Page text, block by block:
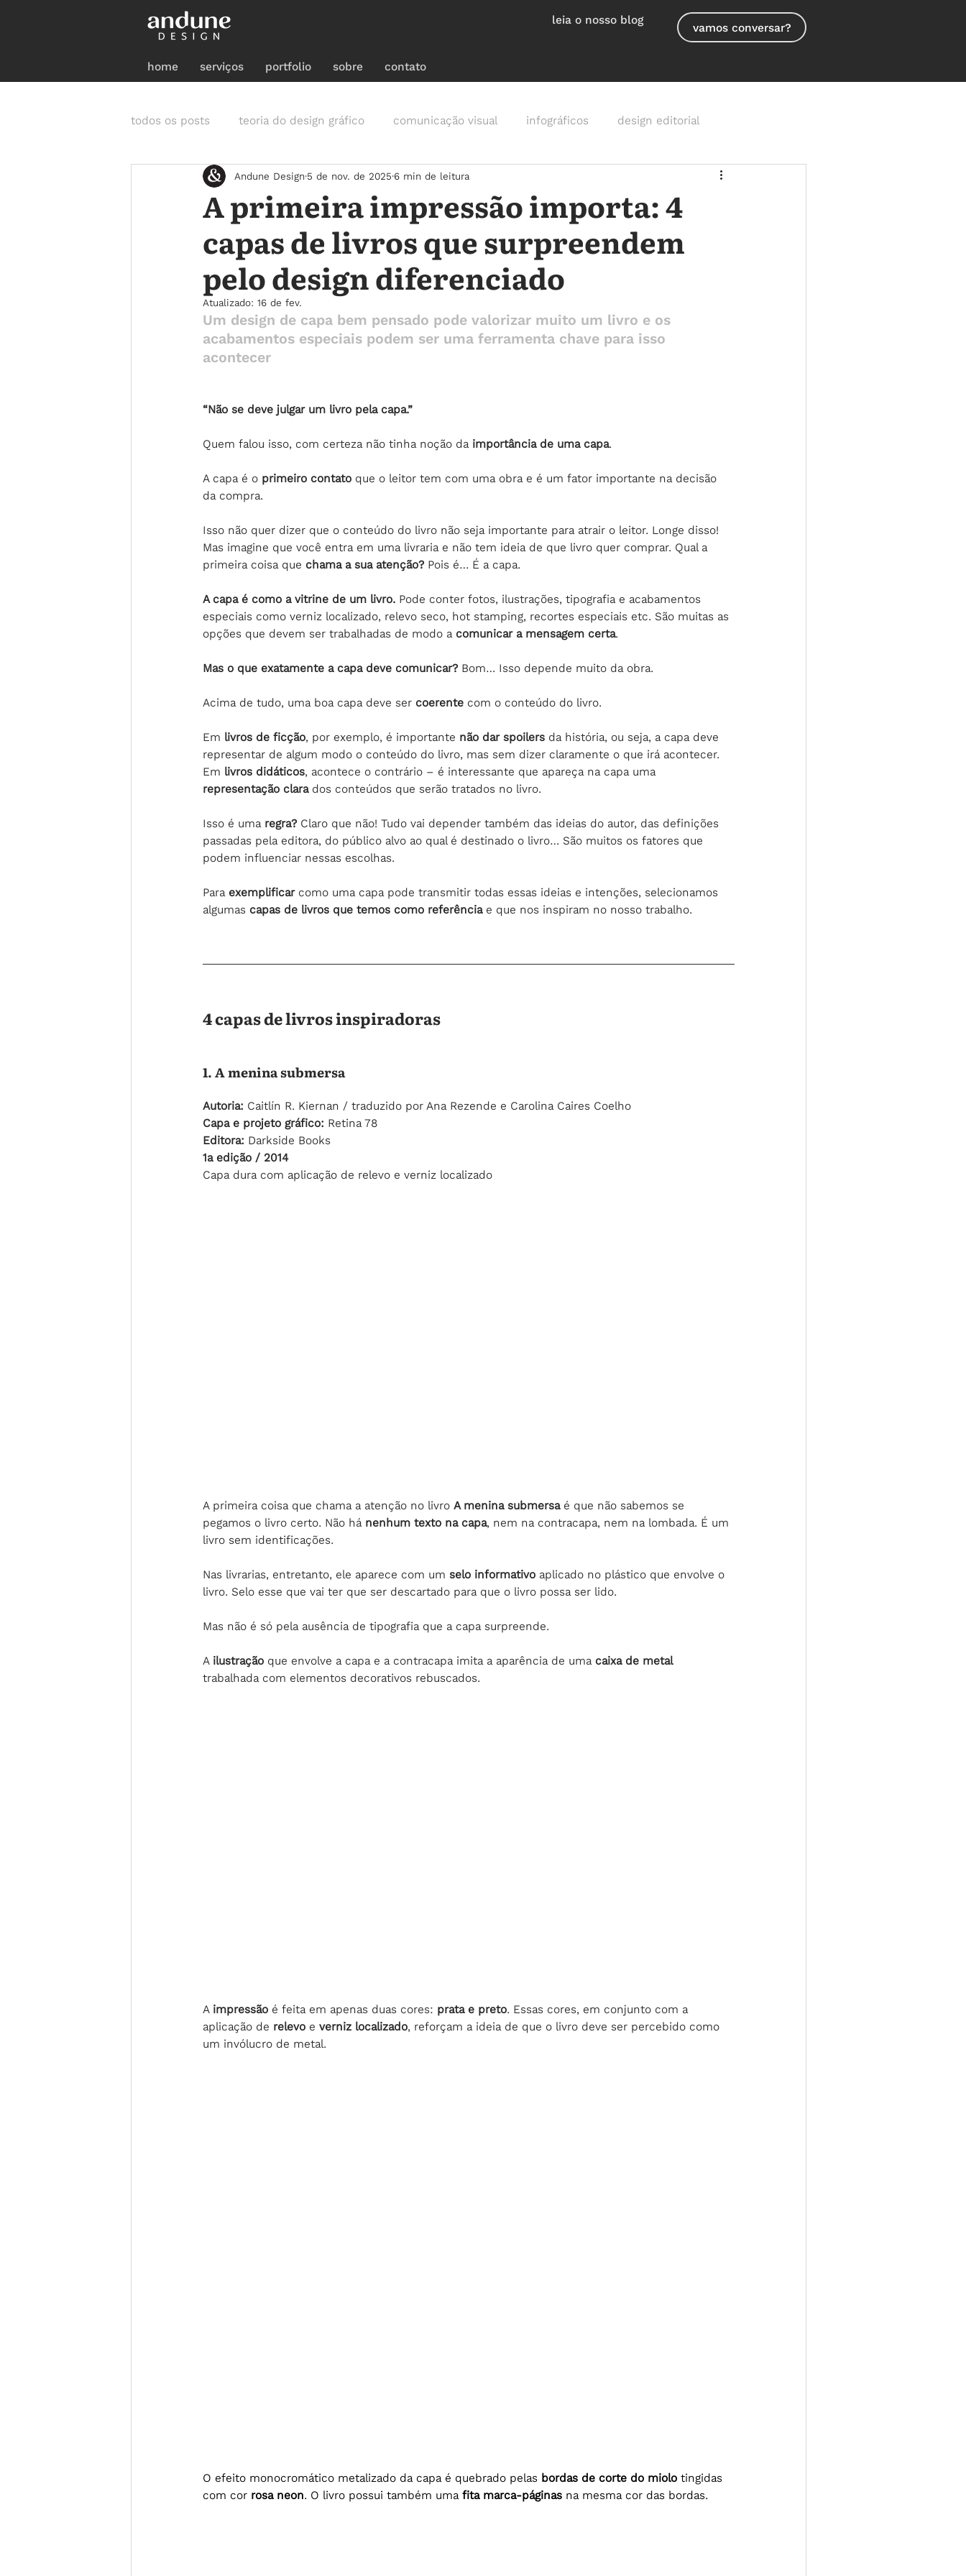
leia o nosso blog
vamos conversar?
home serviços portfolio sobre contato
todos os posts teoria do design gráfico comunicação visual infográficos design editorial
A primeira impressão importa: 4
capas de livros que surpreendem
pelo design diferenciado
Andune Design 5 de nov. de 2025 6 min de leitura
Atualizado: 16 de fev.
Um design de capa bem pensado pode valorizar muito um livro e os
acabamentos especiais podem ser uma ferramenta chave para isso
acontecer
“Não se deve julgar um livro pela capa.”
Quem falou isso, com certeza não tinha noção da importância de uma capa.
A capa é o primeiro contato que o leitor tem com uma obra e é um fator importante na decisão
da compra.
Isso não quer dizer que o conteúdo do livro não seja importante para atrair o leitor. Longe disso!
Mas imagine que você entra em uma livraria e não tem ideia de que livro quer comprar. Qual a
primeira coisa que chama a sua atenção? Pois é… É a capa.
A capa é como a vitrine de um livro. Pode conter fotos, ilustrações, tipografia e acabamentos
especiais como verniz localizado, relevo seco, hot stamping, recortes especiais etc. São muitas as
opções que devem ser trabalhadas de modo a comunicar a mensagem certa.
Mas o que exatamente a capa deve comunicar? Bom… Isso depende muito da obra.
Acima de tudo, uma boa capa deve ser coerente com o conteúdo do livro.
Em livros de ficção, por exemplo, é importante não dar spoilers da história, ou seja, a capa deve
representar de algum modo o conteúdo do livro, mas sem dizer claramente o que irá acontecer.
Em livros didáticos, acontece o contrário – é interessante que apareça na capa uma
representação clara dos conteúdos que serão tratados no livro.
Isso é uma regra? Claro que não! Tudo vai depender também das ideias do autor, das definições
passadas pela editora, do público alvo ao qual é destinado o livro… São muitos os fatores que
podem influenciar nessas escolhas.
Para exemplificar como uma capa pode transmitir todas essas ideias e intenções, selecionamos
algumas capas de livros que temos como referência e que nos inspiram no nosso trabalho.
4 capas de livros inspiradoras
1. A menina submersa
Autoria: Caitlín R. Kiernan / traduzido por Ana Rezende e Carolina Caires Coelho
Capa e projeto gráfico: Retina 78
Editora: Darkside Books
1a edição / 2014
Capa dura com aplicação de relevo e verniz localizado
A primeira coisa que chama a atenção no livro A menina submersa é que não sabemos se
pegamos o livro certo. Não há nenhum texto na capa, nem na contracapa, nem na lombada. É um
livro sem identificações.
Nas livrarias, entretanto, ele aparece com um selo informativo aplicado no plástico que envolve o
livro. Selo esse que vai ter que ser descartado para que o livro possa ser lido.
Mas não é só pela ausência de tipografia que a capa surpreende.
A ilustração que envolve a capa e a contracapa imita a aparência de uma caixa de metal
trabalhada com elementos decorativos rebuscados.
A impressão é feita em apenas duas cores: prata e preto. Essas cores, em conjunto com a
aplicação de relevo e verniz localizado, reforçam a ideia de que o livro deve ser percebido como
um invólucro de metal.
O efeito monocromático metalizado da capa é quebrado pelas bordas de corte do miolo tingidas
com cor rosa neon. O livro possui também uma fita marca-páginas na mesma cor das bordas.